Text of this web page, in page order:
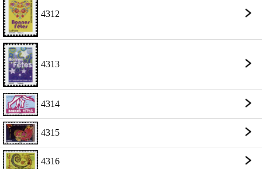
4312
4313
4314
4315
4316